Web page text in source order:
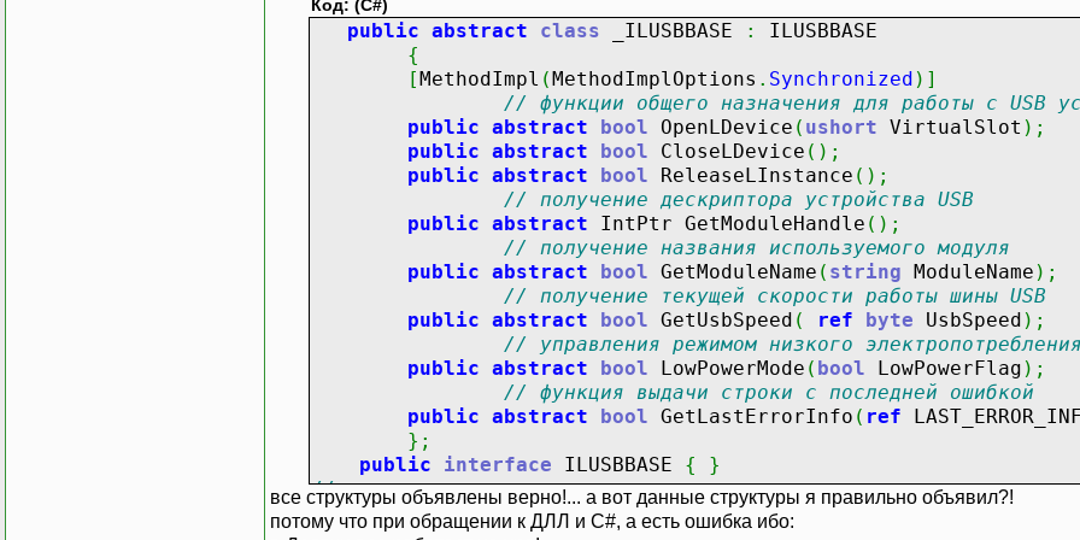
// ôóíêöèè äëÿ ðàáîòû ñ ÀÖÏ
GET_ADC_PARS
FunctionSET_ADC_PARS AdcPars : pADC_PARS_E140
FunctionSTART_ADC: BOOL; virtual; stdcall;
FunctionSTOP_ADC : BOOL ; virtual; stdcall;
Function ADC_KADR(Data :pSHORT virtual
Function ADC_SAMPLE(AdcData: pSHORT
FunctionReadData(ReadRequest:
// ôóíêöèè äëÿ ðàáîòû ñ ÖÀÏ
Function GET_DAC_PARS (DacPars: pDAC_PARS_E140
FunctionSET_DAC_PARS (DacPars :pDAC_PARS_E140
Function START_DAC: BOOL virtual stdcall ;
Function STOP_DAC: BOOL; virtual; stdcall;
Function WriteData(WriteRequest :
FunctionDAC_SAMPLE(DacData:pSHORT
FunctionDAC_SAMPLES(DacData1 , DacData2:pSHORT
// ôóíêöèè äëÿ ðàáîòû ñ öèôðîâûìè ëèíèÿìè
FunctionENABLE_TTL_OUT(EnableTtlOut: BOOL) :
Function TTL_IN(TtlIn: pWORD) : BOOL; virtual
FunctionTTL_OUT(TtlOut
Код: (C#)
public abstract class _ILUSBBASE :
ILUSBBASE
{
[MethodImpl (MethodImplOptions . Synchronized ) ]
// функции общего назначения для работы с USB
public abstract bool OpenLDevice ( ushort VirtualSlot ) ;
public abstract bool CloseLDevice ( ) ;
public abstract bool ReleaseLInstance ( ) ;
// получение дескриптора устройства USB
public abstract IntPtr GetModuleHandle ( ) ;
// получение названия используемого модуля
public abstract bool GetModuleName ( string ModuleName ) ;
// получение текущей скорости работы шины USB
public abstract bool GetUsbSpeed ( ref byte UsbSpeed ) ;
// управления режимом низкого
public abstract bool LowPowerMode ( bool LowPowerFlag ) ;
// функция выдачи строки с последней ошибкой
public abstract bool GetLastErrorInfo ( ref
} ;
public
interface ILUSBBASE {
}
// интерфейс для модуля E14-140
все структуры объявлены верно!... а вот данные структуры я правильно объявил?!
потому что при обращении к ДЛЛ и C#, а есть ошибка ибо: